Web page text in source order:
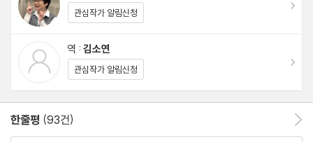
관심작가 알림신청
역 : 김소연
관심작가 알림신청
한줄평 (93건)